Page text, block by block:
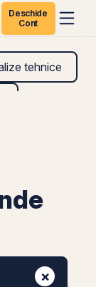
Deschide
Cont
tehnice
×